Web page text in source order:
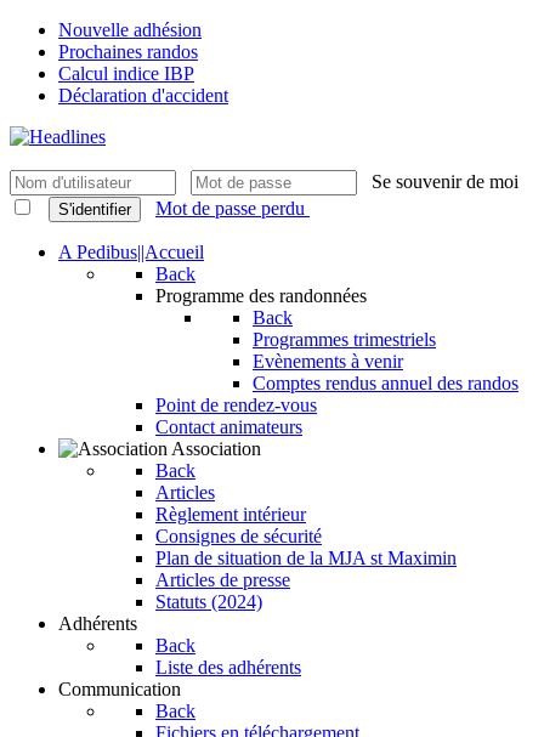
Nouvelle adhésion
Prochaines randos
Calcul indice IBP
Déclaration d'accident
Se souvenir de moi
S'identifier Mot de passe perdu
A Pedibus||Accueil
Back
Programme des randonnées
Back
Programmes trimestriels
Evènements à venir
Comptes rendus annuel des randos
Point de rendez-vous
Contact animateurs
Association
Back
Articles
Règlement intérieur
Consignes de sécurité
Plan de situation de la MJA st Maximin
Articles de presse
Statuts (2024)
Adhérents
Back
Liste des adhérents
Communication
Back
Fichiers en téléchargement